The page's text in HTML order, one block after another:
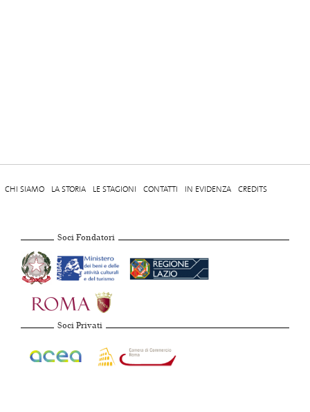
CHI SIAMO LA STORIA LE STAGIONI CONTATTI IN EVIDENZA CREDITS
Soci Fondatori
Soci Privati